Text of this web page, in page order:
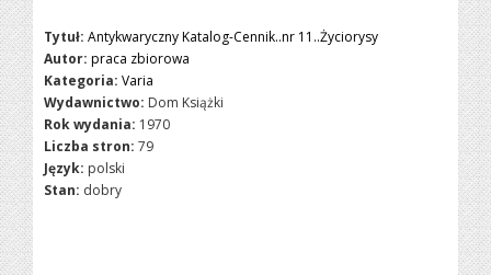
Tytuł: Antykwaryczny Katalog-Cennik..nr 11..Życiorysy
Autor: praca zbiorowa
Kategoria: Varia
Wydawnictwo: Dom Książki
Rok wydania: 1970
Liczba stron: 79
Język: polski
Stan: dobry